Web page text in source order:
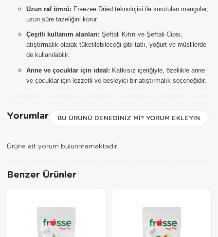
Uzun raf ömrü: Freezee Dried teknolojisi ile kurutulan mangolar,
uzun süre tazeliğini korur.
Çeşitli kullanım alanları: Şeftali Kıtırı ve Şeftali Cipsi,
atıştırmalık olarak tüketilebileceği gibi tatlı, yoğurt ve müslilerde
de kullanılabilir.
Anne ve çocuklar için ideal: Katkısız içeriğiyle, özellikle anne
ve çocuklar için lezzetli ve besleyici bir atıştırmalık seçeneğidir.
Yorumlar BU ÜRÜNÜ DENEDINIZ MI? YORUM EKLEYIN
Ürüne ait yorum bulunmamaktadır.
Benzer Ürünler
geçerlidir.